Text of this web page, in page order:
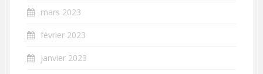
mars 2023
février 2023
janvier 2023